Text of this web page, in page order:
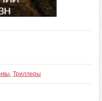
, Триллеры